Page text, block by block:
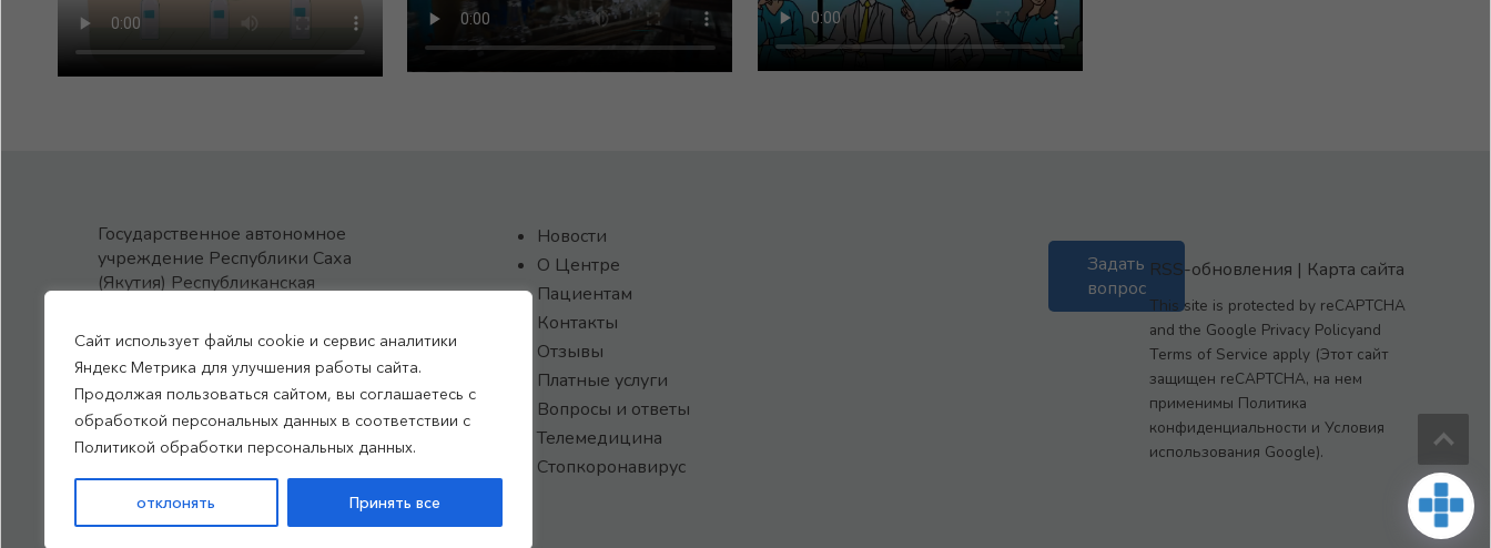
Сайт использует файлы cookie и сервис аналитики
Яндекс Метрика для улучшения работы сайта.
Продолжая пользоваться сайтом, вы соглашаетесь с
обработкой персональных данных в соответствии с
Политикой обработки персональных данных.
отклонять Принять все
Государственное автономное
учреждение Республики Саха
(Якутия) Республиканская
центр медицины
им.М.Е.Николаева
Все права защищены, 2026
Политика обработки
персональных данных
Новости
О Центре
Пациентам
Контакты
Отзывы
Платные услуги
Вопросы и ответы
Телемедицина
Стопкоронавирус
Задать
вопрос
RSS-обновления | Карта сайта
This site is protected by reCAPTCHA
and the Google Privacy Policyand
Terms of Service apply (Этот сайт
защищен reCAPTCHA, на нем
применимы Политика
конфиденциальности и Условия
использования Google).